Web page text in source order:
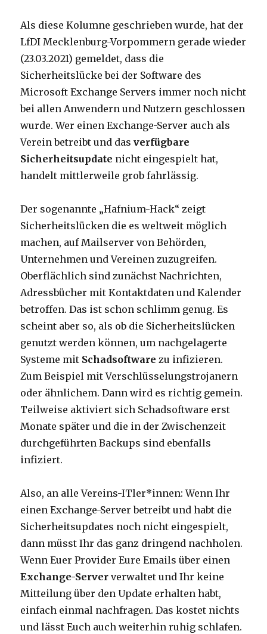
Als diese Kolumne geschrieben wurde, hat der
LfDI Mecklenburg-Vorpommern gerade wieder
(23.03.2021) gemeldet, dass die
Sicherheitslücke bei der Software des
Microsoft Exchange Servers immer noch nicht
bei allen Anwendern und Nutzern geschlossen
wurde. Wer einen Exchange-Server auch als
Verein betreibt und dasverfügbare
Sicherheitsupdate nicht eingespielt hat,
handelt mittlerweile grob fahrlässig.
Der sogenannte „Hafnium-Hack“ zeigt
Sicherheitslücken die es weltweit möglich
machen, auf Mailserver von Behörden,
Unternehmen und Vereinen zuzugreifen.
Oberflächlich sind zunächst Nachrichten,
Adressbücher mit Kontaktdaten und Kalender
betroffen. Das ist schon schlimm genug. Es
scheint aber so, als ob die Sicherheitslücken
genutzt werden können, um nachgelagerte
Systeme mit Schadsoftware zu infizieren.
Zum Beispiel mit Verschlüsselungstrojanern
oder ähnlichem. Dann wird es richtig gemein.
Teilweise aktiviert sich Schadsoftware erst
Monate später und die in der Zwischenzeit
durchgeführten Backups sind ebenfalls
infiziert.
Also, an alle Vereins-ITler*innen: Wenn Ihr
einen Exchange-Server betreibt und habt die
Sicherheitsupdates noch nicht eingespielt,
dann müsst Ihr das ganz dringend nachholen.
Wenn Euer Provider Eure Emails über einen
Exchange-Server verwaltet und Ihr keine
Mitteilung über den Update erhalten habt,
einfach einmal nachfragen. Das kostet nichts
und lässt Euch auch weiterhin ruhig schlafen.